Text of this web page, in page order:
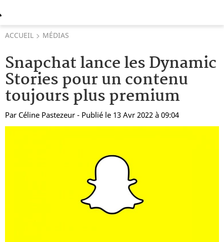
ACCUEIL MÉDIAS
Snapchat lance les Dynamic
Stories pour un contenu
toujours plus premium
Par Céline Pastezeur - Publié le 13 Avr 2022 à 09:04